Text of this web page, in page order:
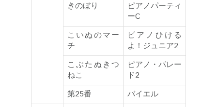
きのぼり
ピアノパーティ
ーC
こいぬのマー
チ
ピアノひける
よ！ジュニア2
こぶたぬきつ
ねこ
ピアノ・パレー
ド2
第25番
バイエル